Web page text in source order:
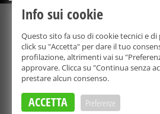
©Copyright 2003-
Bmedia Srl- P.IVA
La riproduzione totale o parziale di tutti
forma, su qualsiasi
Balarm.it è una testata giornalistica
Tribunale di Palermo n° 32
Direttore responsabile:
Info sui cookie
Questo sito fa uso di cookie tecnici e
click su "Accetta" per dare il tuo
profilazione, altrimenti vai su
approvare. Clicca su "Continua senza
prestare alcun consenso.
ACCETTA Preferenze